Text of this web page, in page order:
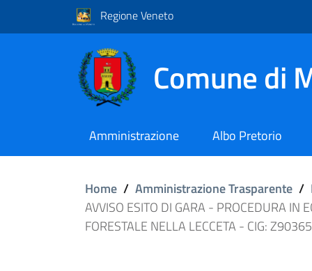
Regione Veneto
Comune di
Amministrazione Albo Pretorio
Home / Amministrazione Trasparente /
AVVISO ESITO DI GARA - PROCEDURA IN
FORESTALE NELLA LECCETA - CIG: